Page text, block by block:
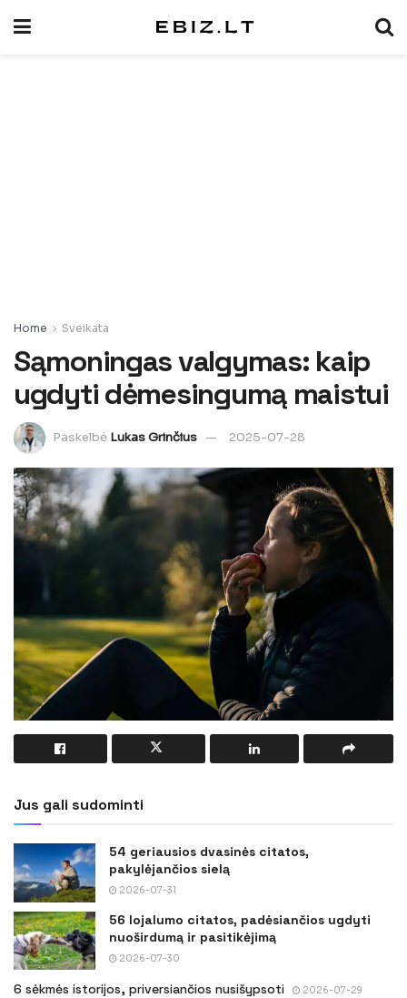
Home Sveikata
Sąmoningas valgymas: kaip
ugdyti dėmesingumą maistui
Paskelbė Lukas Grinčius 2025-07-28
Jus gali sudominti
54 geriausios dvasinės citatos,
pakylėjančios sielą
2026-07-31
56 lojalumo citatos, padėsiančios ugdyti
nuoširdumą ir pasitikėjimą
2026-07-30
6 sėkmės istorijos, priversiančios nusišypsoti 2026-07-29